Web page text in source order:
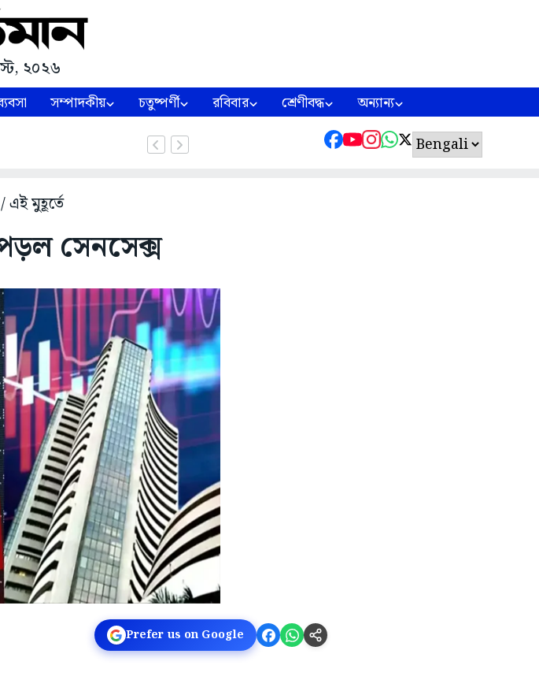
২০২৬
সম্পাদকীয় চতুষ্পর্ণী রবিবার শ্রেণীবদ্ধ অন্যান্য
/ এই মুহূর্তে
সেনসেক্স
Prefer us on Google